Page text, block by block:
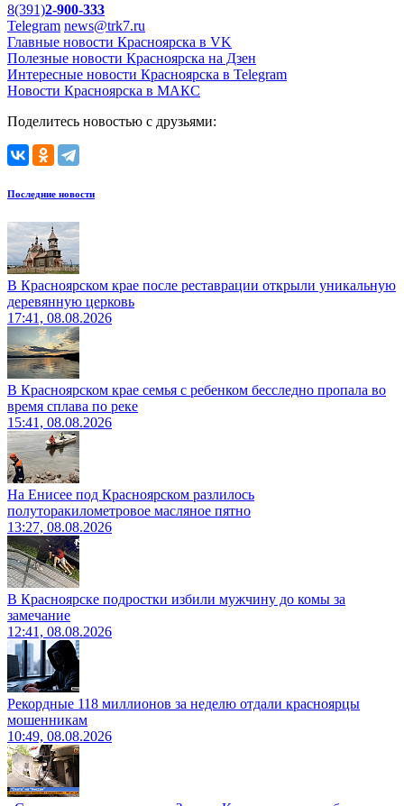
8(391)2-900-333
Telegram news@trk7.ru
Главные новости Красноярска в VK
Полезные новости Красноярска на Дзен
Интересные новости Красноярска в Telegram
Новости Красноярска в МАКС
Поделитесь новостью с друзьями:
Последние новости
В Красноярском крае после реставрации открыли уникальную
деревянную церковь
17:41, 08.08.2026
В Красноярском крае семья с ребенком бесследно пропала во
время сплава по реке
15:41, 08.08.2026
На Енисее под Красноярском разлилось
полуторакилометровое масляное пятно
13:27, 08.08.2026
В Красноярске подростки избили мужчину до комы за
замечание
12:41, 08.08.2026
Рекордные 118 миллионов за неделю отдали красноярцы
мошенникам
10:49, 08.08.2026